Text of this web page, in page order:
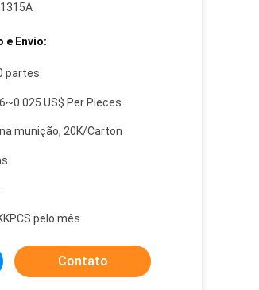
e Envio:
partes
US$ Per Pieces
munição, 20K/Carton
pelo mês
Contato